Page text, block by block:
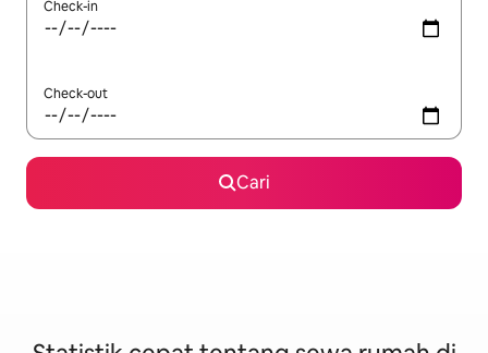
Check-in
Check-out
Cari